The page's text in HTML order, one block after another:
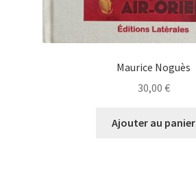
Maurice Noguès
30,00 €
Ajouter au panier